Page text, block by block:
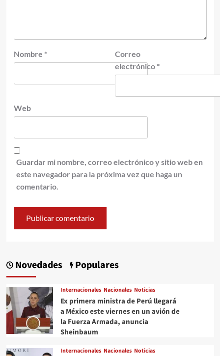
Nombre *
Correo
electrónico *
Web
Guardar mi nombre, correo electrónico y sitio web en
este navegador para la próxima vez que haga un
comentario.
Novedades Populares
Internacionales Nacionales Noticias
Ex primera ministra de Perú llegará
a México este viernes en un avión de
la Fuerza Armada, anuncia
Sheinbaum
Internacionales Nacionales Noticias